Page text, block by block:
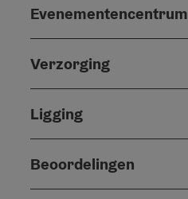
Evenementencentrum
Verzorging
Ligging
Beoordelingen